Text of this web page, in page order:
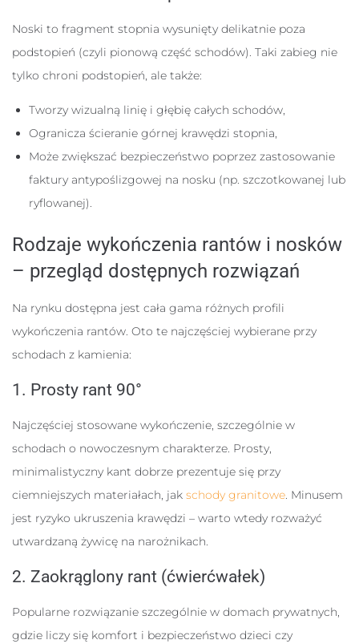
Noski to fragment stopnia wysunięty delikatnie poza
podstopień (czyli pionową część schodów). Taki zabieg nie
tylko chroni podstopień, ale także:
Tworzy wizualną linię i głębię całych schodów,
Ogranicza ścieranie górnej krawędzi stopnia,
Może zwiększać bezpieczeństwo poprzez zastosowanie
faktury antypoślizgowej na nosku (np. szczotkowanej lub
ryflowanej).
Rodzaje wykończenia rantów i nosków
– przegląd dostępnych rozwiązań
Na rynku dostępna jest cała gama różnych profili
wykończenia rantów. Oto te najczęściej wybierane przy
schodach z kamienia:
1. Prosty rant 90°
Najczęściej stosowane wykończenie, szczególnie w
schodach o nowoczesnym charakterze. Prosty,
minimalistyczny kant dobrze prezentuje się przy
ciemniejszych materiałach, jak schody granitowe. Minusem
jest ryzyko ukruszenia krawędzi – warto wtedy rozważyć
utwardzaną żywicę na narożnikach.
2. Zaokrąglony rant (ćwierćwałek)
Popularne rozwiązanie szczególnie w domach prywatnych,
gdzie liczy się komfort i bezpieczeństwo dzieci czy